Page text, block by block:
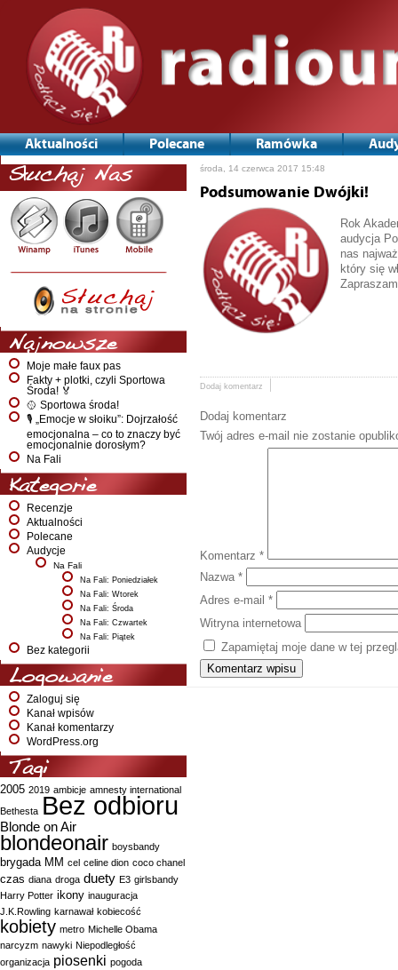
Aktualności Polecane Ramówka
Słuchaj Nas
Najnowsze
Moje małe faux pas
Fakty + plotki, czyli Sportowa
Środa! 🏅
🥎 Sportowa środa!
🎙️ „Emocje w słoiku”: Dojrzałość
emocjonalna – co to znaczy być
emocjonalnie dorosłym?
Na Fali
Kategorie
Recenzje
Aktualności
Polecane
Audycje
Na Fali
Na Fali: Poniedziałek
Na Fali: Wtorek
Na Fali: Środa
Na Fali: Czwartek
Na Fali: Piątek
Bez kategorii
Logowanie
Zaloguj się
Kanał wpisów
Kanał komentarzy
WordPress.org
Tagi
2005 2019 ambicje amnesty international
Bethesta Bez odbioru
Blonde on Air
blondeonair boysbandy
brygada MM cel celine dion coco chanel
czas diana droga duety E3 girlsbandy
Harry Potter ikony inauguracja
J.K.Rowling karnawał kobiecość
kobiety metro Michelle Obama
narcyzm nawyki Niepodległość
organizacja piosenki pogoda
środa, 14 czerwca 2017 15:48
Podsumowanie Dwójki!
Rok
audycja
nas
który się
Dodaj komentarz
Dodaj komentarz
Twój adres e-mail nie zostanie
Komentarz *
Nazwa *
Adres e-mail *
Witryna internetowa
Zapamiętaj moje dane w tej